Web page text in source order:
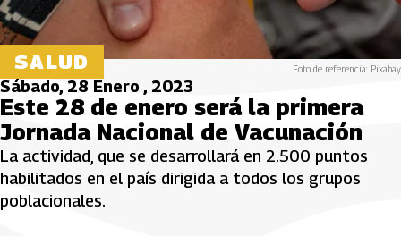
SALUD Foto de referencia: Pixabay
Sábado, 28 Enero , 2023
Este 28 de enero será la primera
Jornada Nacional de Vacunación
La actividad, que se desarrollará en 2.500 puntos
habilitados en el país dirigida a todos los grupos
poblacionales.